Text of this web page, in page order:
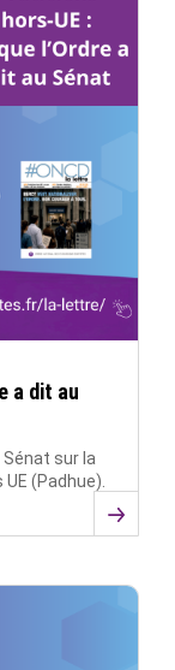
a dit au
Sénat sur la
(Padhue).